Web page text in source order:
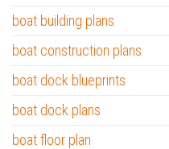
boat building plans
boat construction plans
boat dock blueprints
boat dock plans
boat floor plan